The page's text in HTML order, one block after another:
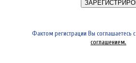
Фактом регистрации Вы соглашаетесь с
соглашением.